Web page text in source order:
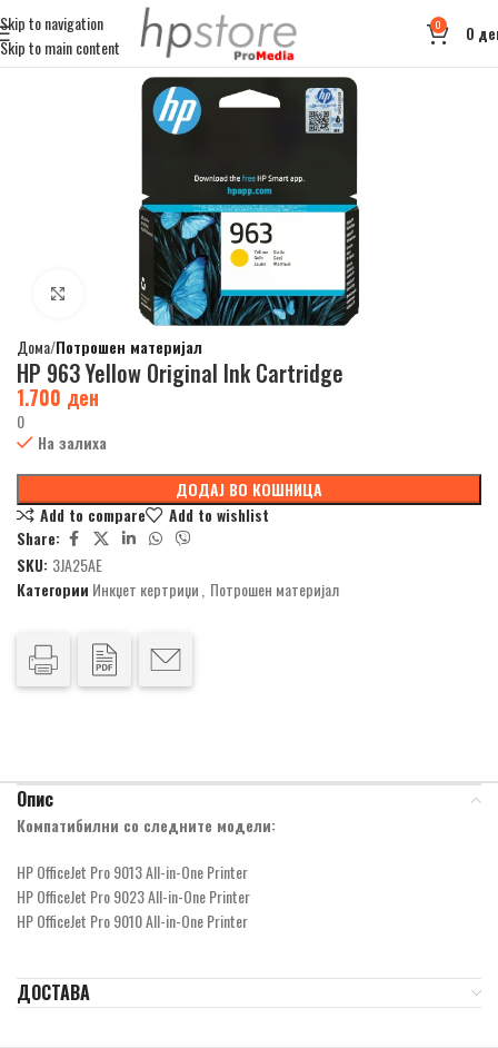
Skip to navigation
Skip to main content
0 0
Click to enlarge
Дома Потрошен материјал
HP 963 Yellow Original Ink Cartridge
1.700 ден
0
На залиха
ДОДАЈ ВО КОШНИЦА
Add to compare
Add to wishlist
Share:
SKU: 3JA25AE
Категории Инкџет кертриџи, Потрошен материјал
Опис
Компатибилни со следните модели:
HP OfficeJet Pro 9013 All-in-One Printer
HP OfficeJet Pro 9023 All-in-One Printer
HP OfficeJet Pro 9010 All-in-One Printer
ДОСТАВА